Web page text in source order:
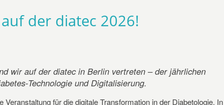
der diatec 2026!
wir auf der diatec in Berlin vertreten – der jährlichen
Technologie und Digitalisierung.
Veranstaltung für die digitale Transformation in der Diabetologie. In